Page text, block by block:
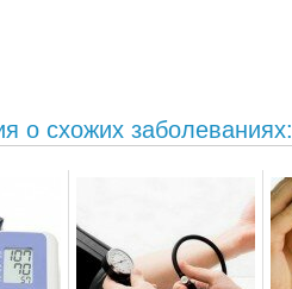
о схожих заболеваниях: